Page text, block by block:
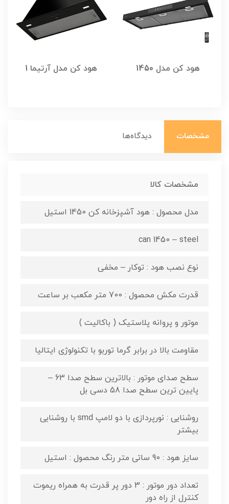
هود کن مدل 1450 هود کن مدل آرتیما 1
مشخصات دیدگاه‌ها
مشخصات کالا
مدل محصول : هود آشپزخانه کن 1450 استیل
can 1450 – steel
نوع نصب هود : توکار – مخفی
قدرت مکش محصول : 700 متر مکعب بر ساعت
موتور و پروانه پلاستیک ( باکالیت )
مقاومت بالا در برابر گرما توربو با تکنولوژی ایتالیا
سطح صدای موتور : بالاترین سطح صدا 63 –
پایین ترین سطح صدا 58 دسی بل
روشنایی : نورپردازی با دو لامپ smd با روشنایی
بیشتر
سایز هود : 90 ساتی متر رنگ محصول : استیل
تعداد دور موتور : 3 دور پر قدرت به همراه ریموت
کنترل از راه دور